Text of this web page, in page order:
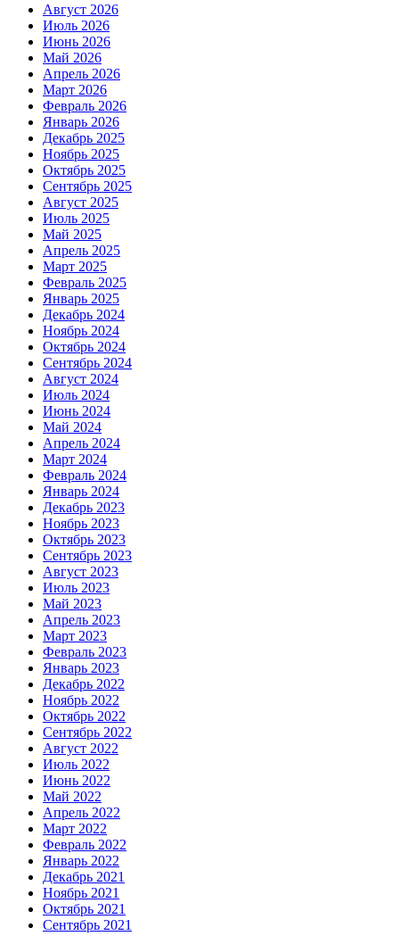
Август 2026
Июль 2026
Июнь 2026
Май 2026
Апрель 2026
Март 2026
Февраль 2026
Январь 2026
Декабрь 2025
Ноябрь 2025
Октябрь 2025
Сентябрь 2025
Август 2025
Июль 2025
Май 2025
Апрель 2025
Март 2025
Февраль 2025
Январь 2025
Декабрь 2024
Ноябрь 2024
Октябрь 2024
Сентябрь 2024
Август 2024
Июль 2024
Июнь 2024
Май 2024
Апрель 2024
Март 2024
Февраль 2024
Январь 2024
Декабрь 2023
Ноябрь 2023
Октябрь 2023
Сентябрь 2023
Август 2023
Июль 2023
Май 2023
Апрель 2023
Март 2023
Февраль 2023
Январь 2023
Декабрь 2022
Ноябрь 2022
Октябрь 2022
Сентябрь 2022
Август 2022
Июль 2022
Июнь 2022
Май 2022
Апрель 2022
Март 2022
Февраль 2022
Январь 2022
Декабрь 2021
Ноябрь 2021
Октябрь 2021
Сентябрь 2021